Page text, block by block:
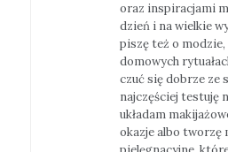
oraz inspiracjami
dzień i na wielkie
piszę też o
domowych
czuć się dobrze ze
najczęściej testuję
układam
okazje albo tworzę